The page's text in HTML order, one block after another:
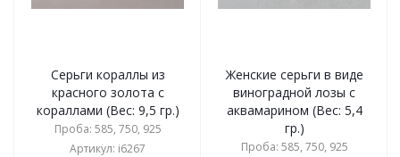
Серьги кораллы из
красного золота с
кораллами (Вес: 9,5 гр.)
Проба: 585, 750, 925
Артикул: i6267
Женские серьги в виде
виноградной лозы с
аквамарином (Вес: 5,4
гр.)
Проба: 585, 750, 925